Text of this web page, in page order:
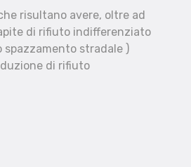
risultano avere, oltre ad
di rifiuto indifferenziato
spazzamento stradale )
di rifiuto